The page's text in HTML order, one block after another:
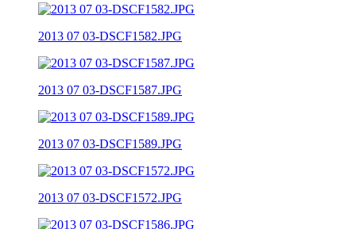
2013 07 03-DSCF1582.JPG
2013 07 03-DSCF1587.JPG
2013 07 03-DSCF1589.JPG
2013 07 03-DSCF1572.JPG